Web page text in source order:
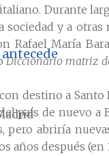
Durante
sociedad y a otras
Rafael María
Diccionario matriz
destino a
país de nuevo a
pero abriría
después (en